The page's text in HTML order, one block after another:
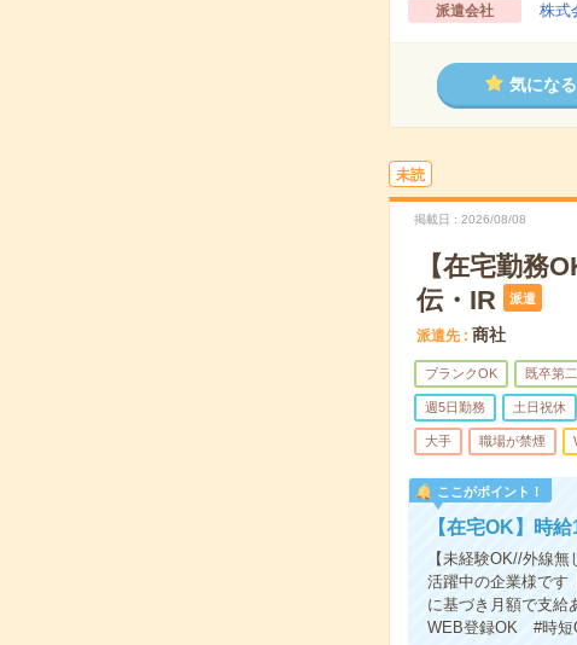
派遣会社 株式
気になる
未読
掲載日 2026/08/08
【在宅勤務
伝・IR
派遣
派遣先 商社
ブランクOK 既卒第
週5日勤務 土日祝休
大手 職場が禁煙
ここがポイント！
【在宅OK】時
【未経験OK//外線
活躍中の企業様です
に基づき月額で支
WEB登録OK #時短